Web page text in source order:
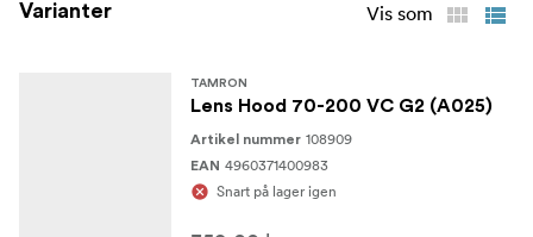
Varianter Vis som
TAMRON
Lens Hood 70-200 VC G2 (A025)
Artikel nummer 108909
EAN 4960371400983
Snart på lager igen